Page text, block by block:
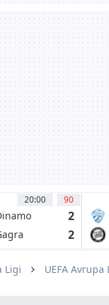
20:00 90
2
2
Ligi
UEFA